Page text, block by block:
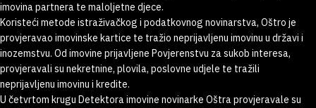
imovina partnera te maloljetne djece.
Koristeći metode istraživačkog i podatkovnog novinarstva, Oštro je
provjeravao imovinske kartice te tražio neprijavljenu imovinu u državi i
inozemstvu. Od imovine prijavljene Povjerenstvu za sukob interesa,
provjeravali su nekretnine, plovila, poslovne udjele te tražili
neprijavljenu imovinu i kredite.
U četvrtom krugu Detektora imovine novinarke Oštra provjeravale su